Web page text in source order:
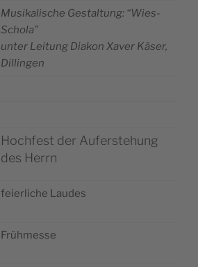
Musi­ka­li­sche Gestal­tung: “Wies-
Scho­la”
unter Lei­tung Dia­kon Xaver Käser,
Dillingen
Hochfest der Auferstehung
des Herrn
feier­li­che Laudes
Früh­mes­se